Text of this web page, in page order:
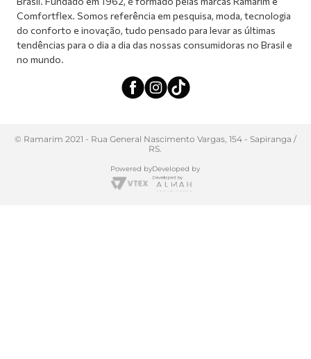
Comfortflex. Somos referência em pesquisa, moda, tecnologia
do conforto e inovação, tudo pensado para levar as últimas
tendências para o dia a dia das nossas consumidoras no Brasil e
no mundo.
© Ramarim 2021 - Rua General Nascimento Vargas, 154 - Sapiranga /
RS.
Powered byDeveloped by